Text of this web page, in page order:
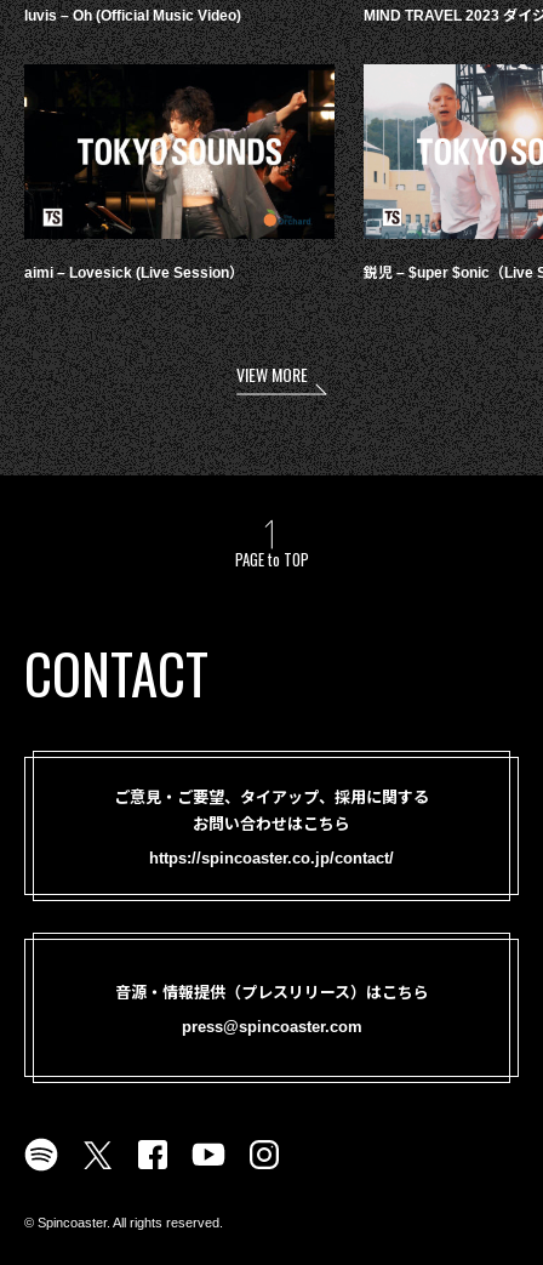
luvis – Oh (Official Music Video)
aimi – Lovesick (Live Session）
MIND TRAVEL 2023 ダイ
鋭児 – $uper $onic（Live
VIEW MORE
PAGE to TOP
CONTACT
ご意見・ご要望、タイアップ、採用に関する
お問い合わせはこちら
https://spincoaster.co.jp/contact/
音源・情報提供（プレスリリース）はこちら
press@spincoaster.com
©︎ Spincoaster. All rights reserved.